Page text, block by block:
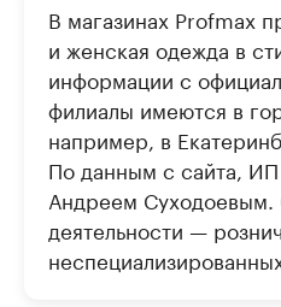
В магазинах Profmax
и женская одежда в
информации с
филиалы имеются в
например, в
По данным с сайта,
Андреем Суходоевым.
деятельности —